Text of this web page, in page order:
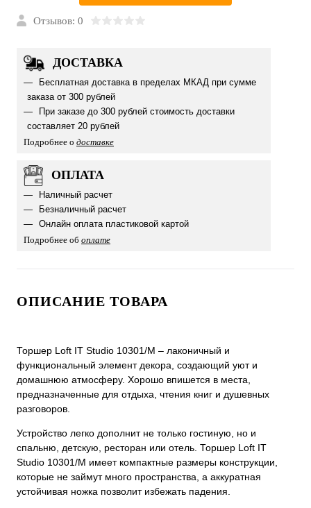
Отзывов: 0
ДОСТАВКА
Бесплатная доставка в пределах МКАД при сумме
заказа от 300 рублей
При заказе до 300 рублей стоимость доставки
составляет 20 рублей
Подробнее о доставке
ОПЛАТА
Наличный расчет
Безналичный расчет
Онлайн оплата пластиковой картой
Подробнее об оплате
ОПИСАНИЕ ТОВАРА
Торшер Loft IT Studio 10301/M – лаконичный и
функциональный элемент декора, создающий уют и
домашнюю атмосферу. Хорошо впишется в места,
предназначенные для отдыха, чтения книг и душевных
разговоров.
Устройство легко дополнит не только гостиную, но и
спальню, детскую, ресторан или отель. Торшер Loft IT
Studio 10301/M имеет компактные размеры конструкции,
которые не займут много пространства, а аккуратная
устойчивая ножка позволит избежать падения.